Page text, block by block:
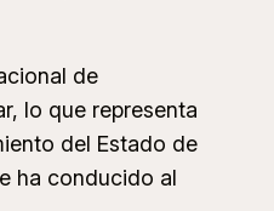
de
lo que representa
del Estado de
ha conducido al